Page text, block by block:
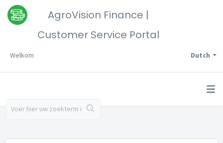
AgroVision Finance |
Customer Service Portal
Dutch
Welkom